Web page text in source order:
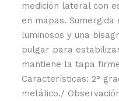
medición lateral con
en mapas. Sumergida
luminosos y una
pulgar para
mantiene la tapa
Características: 2°
metálico./